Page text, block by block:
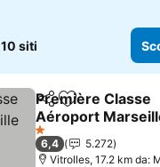
10 siti
CondividiAggiungi ai
Première Classe
Aéroport
Scopri i prezzi
1 Stelle
6,4
5.272
Vitrolles, 17.2 km da: